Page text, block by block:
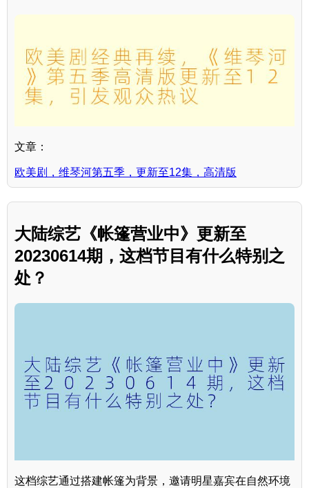
文章：
欧美剧，维琴河第五季，更新至12集，高清版
大陆综艺《帐篷营业中》更新至
20230614期，这档节目有什么特别之
处？
这档综艺通过搭建帐篷为背景，邀请明星嘉宾在自然环境